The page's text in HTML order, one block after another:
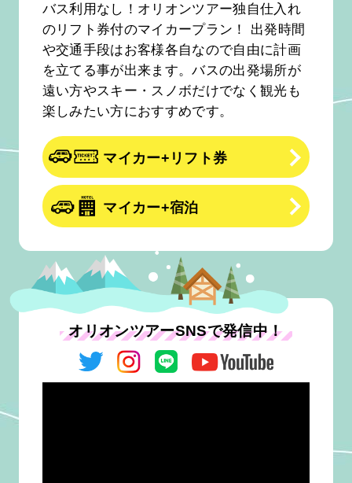
バス利用なし！オリオンツアー独自仕入れ
のリフト券付のマイカープラン！ 出発時間
や交通手段はお客様各自なので自由に計画
を立てる事が出来ます。バスの出発場所が
遠い方やスキー・スノボだけでなく観光も
楽しみたい方におすすめです。
マイカー+リフト券
マイカー+宿泊
オリオンツアーSNSで発信中！